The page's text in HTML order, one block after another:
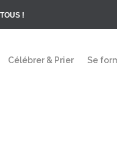
!
Célébrer & Prier Se